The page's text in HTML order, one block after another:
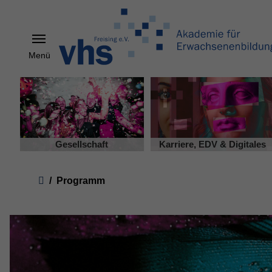
Menü
Gesellschaft Karriere, EDV & Digitales
Programm